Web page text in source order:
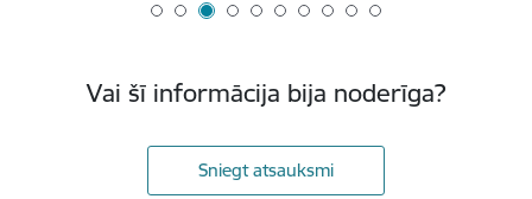
Vai šī informācija bija noderīga?
Sniegt atsauksmi